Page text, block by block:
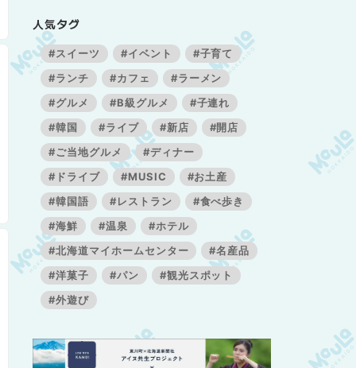
人気タグ
#スイーツ #イベント
#子育て
#ランチ
#カフェ
#ラーメン
#グルメ
#B級グルメ
#子連れ
#韓国
#ライブ #新店
#開店
#ご当地グルメ
#ディナー
#ドライブ
#MUSIC
#お土産
#韓国語
#レストラン
#食べ歩き
#海鮮
#温泉
#ホテル
#北海道マイホームセンター
#名産品
#洋菓子
#パン
#観光スポット
#外遊び